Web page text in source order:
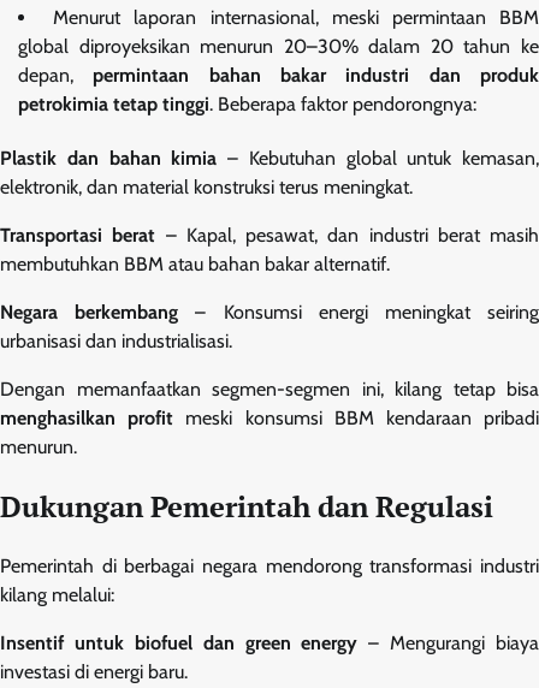
Menurut laporan internasional, meski permintaan BBM
global diproyeksikan menurun 20–30% dalam 20 tahun ke
depan, permintaan bahan bakar industri dan produk
petrokimia tetap tinggi. Beberapa faktor pendorongnya:
Plastik dan bahan kimia – Kebutuhan global untuk kemasan,
elektronik, dan material konstruksi terus meningkat.
Transportasi berat – Kapal, pesawat, dan industri berat masih
membutuhkan BBM atau bahan bakar alternatif.
Negara berkembang – Konsumsi energi meningkat seiring
urbanisasi dan industrialisasi.
Dengan memanfaatkan segmen-segmen ini, kilang tetap bisa
menghasilkan profit meski konsumsi BBM kendaraan pribadi
menurun.
Dukungan Pemerintah dan Regulasi
Pemerintah di berbagai negara mendorong transformasi industri
kilang melalui:
Insentif untuk biofuel dan green energy – Mengurangi biaya
investasi di energi baru.